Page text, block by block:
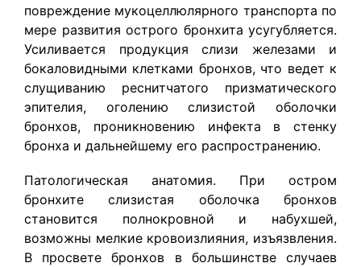
повреждение мукоцеллюлярного транспорта по
мере развития острого бронхита усугубляется.
Усиливается продукция слизи железами и
бокаловидными клетками бронхов, что ведет к
слущиванию реснитчатого призматического
эпителия, оголению слизистой оболочки
бронхов, проникновению инфекта в стенку
бронха и дальнейшему его распространению.
Патологическая анатомия. При остром
бронхите слизистая оболочка бронхов
становится полнокровной и набухшей,
возможны мелкие кровоизлияния, изъязвления.
В просвете бронхов в большинстве случаев